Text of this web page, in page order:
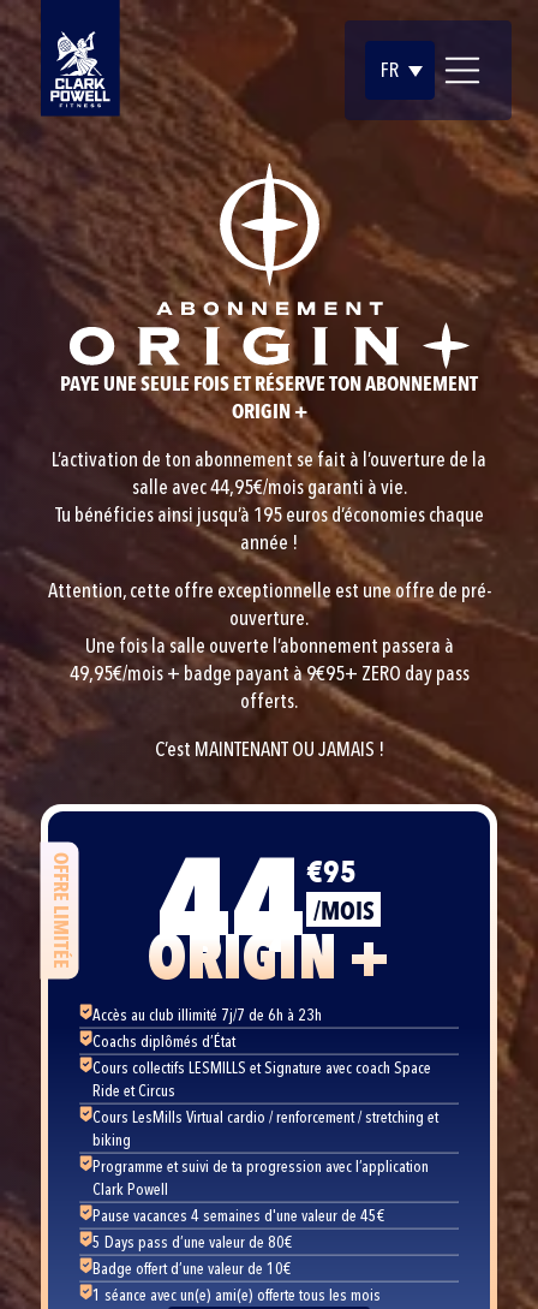
FR
PAYE UNE SEULE FOIS ET RÉSERVE TON ABONNEMENT
ORIGIN +
L’activation de ton abonnement se fait à l’ouverture de la
salle avec 44,95€/mois garanti à vie.
Tu bénéficies ainsi jusqu’à 195 euros d’économies chaque
année !
Attention, cette offre exceptionnelle est une offre de pré-
ouverture.
Une fois la salle ouverte l’abonnement passera à
49,95€/mois + badge payant à 9€95+ ZERO day pass
offerts.
C’est MAINTENANT OU JAMAIS !
OFFRE LIMITÉE 44€95
/MOIS
ORIGIN +
Accès au club illimité 7j/7 de 6h à 23h
Coachs diplômés d’État
Cours collectifs LESMILLS et Signature avec coach Space
Ride et Circus
Cours LesMills Virtual cardio / renforcement / stretching et
biking
Programme et suivi de ta progression avec l’application
Clark Powell
Pause vacances 4 semaines d'une valeur de 45€
5 Days pass d’une valeur de 80€
Badge offert d’une valeur de 10€
1 séance avec un(e) ami(e) offerte tous les mois